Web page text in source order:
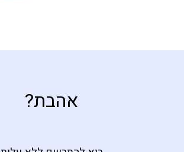
אהבת?